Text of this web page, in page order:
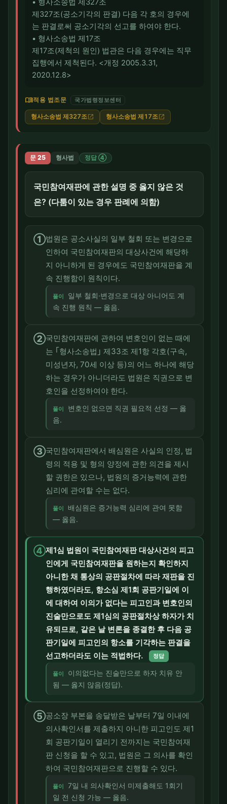
• 형사소송법 제327조
제327조(공소기각의 판결) 다음 각 호의 경우에
는 판결로써 공소기각의 선고를 하여야 한다.
• 형사소송법 제17조
제17조(제척의 원인) 법관은 다음 경우에는 직무
집행에서 제척된다. <개정 2005.3.31,
2020.12.8>
menu_book적용 법조문 국가법령정보센터
형사소송법 제327조 open_in_new 형사소송법 제17조 open_in_new
문 25 형사법 정답 ④
국민참여재판에 관한 설명 중 옳지 않은 것
은? (다툼이 있는 경우 판례에 의함)
①법원은 공소사실의 일부 철회 또는 변경으로
인하여 국민참여재판의 대상사건에 해당하
지 아니하게 된 경우에도 국민참여재판을 계
속 진행함이 원칙이다.
풀이
일부 철회·변경으로 대상 아니어도 계
속 진행 원칙 — 옳음.
②국민참여재판에 관하여 변호인이 없는 때에
는 ｢형사소송법｣ 제33조 제1항 각호(구속,
미성년자, 70세 이상 등)의 어느 하나에 해당
하는 경우가 아니더라도 법원은 직권으로 변
호인을 선정하여야 한다.
풀이
변호인 없으면 직권 필요적 선정 — 옳
음.
③국민참여재판에서 배심원은 사실의 인정, 법
령의 적용 및 형의 양정에 관한 의견을 제시
할 권한은 있으나, 법원의 증거능력에 관한
심리에 관여할 수는 없다.
풀이
배심원은 증거능력 심리에 관여 못함
— 옳음.
④제1심 법원이 국민참여재판 대상사건의 피고
인에게 국민참여재판을 원하는지 확인하지
아니한 채 통상의 공판절차에 따라 재판을 진
행하였더라도, 항소심 제1회 공판기일에 이
에 대하여 이의가 없다는 피고인과 변호인의
진술만으로도 제1심의 공판절차상 하자가 치
유되므로, 같은 날 변론을 종결한 후 다음 공
판기일에 피고인의 항소를 기각하는 판결을
선고하더라도 이는 적법하다.
정답
풀이
이의없다는 진술만으로 하자 치유 안
됨 — 옳지 않음(정답).
⑤공소장 부본을 송달받은 날부터 7일 이내에
의사확인서를 제출하지 아니한 피고인도 제1
회 공판기일이 열리기 전까지는 국민참여재
판 신청을 할 수 있고, 법원은 그 의사를 확인
하여 국민참여재판으로 진행할 수 있다.
풀이
7일 내 의사확인서 미제출해도 1회기
일 전 신청 가능 — 옳음.